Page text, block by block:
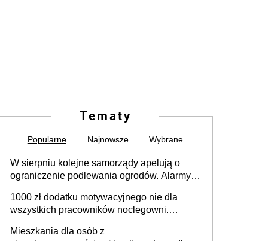
Tematy
Popularne Najnowsze Wybrane
W sierpniu kolejne samorządy apelują o
ograniczenie podlewania ogrodów. Alarmy w
może objąć cały kraj
1000 zł dodatku motywacyjnego nie dla
wszystkich pracowników noclegowni.
Mieszkania dla osób z